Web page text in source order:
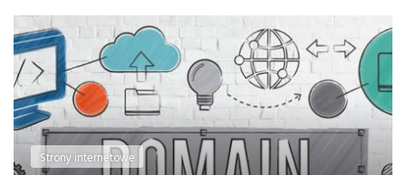
Strony internetowe